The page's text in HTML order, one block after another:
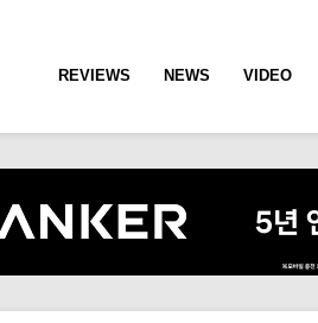
REVIEWS NEWS VIDEO